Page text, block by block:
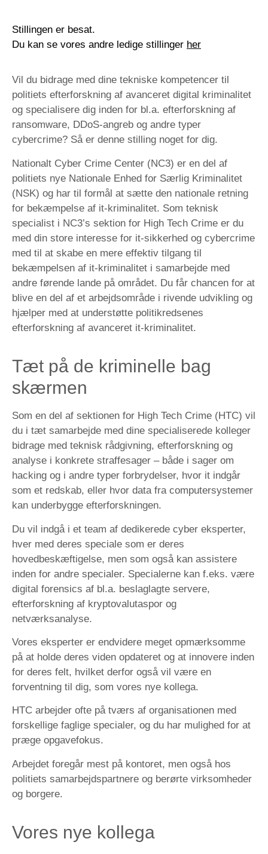
Stillingen er besat.
Du kan se vores andre ledige stillinger her
Vil du bidrage med dine tekniske kompetencer til
politiets efterforskning af avanceret digital kriminalitet
og specialisere dig inden for bl.a. efterforskning af
ransomware, DDoS-angreb og andre typer
cybercrime? Så er denne stilling noget for dig.
Nationalt Cyber Crime Center (NC3) er en del af
politiets nye Nationale Enhed for Særlig Kriminalitet
(NSK) og har til formål at sætte den nationale retning
for bekæmpelse af it-kriminalitet. Som teknisk
specialist i NC3’s sektion for High Tech Crime er du
med din store interesse for it-sikkerhed og cybercrime
med til at skabe en mere effektiv tilgang til
bekæmpelsen af it-kriminalitet i samarbejde med
andre førende lande på området. Du får chancen for at
blive en del af et arbejdsområde i rivende udvikling og
hjælper med at understøtte politikredsenes
efterforskning af avanceret it-kriminalitet.
Tæt på de kriminelle bag
skærmen
Som en del af sektionen for High Tech Crime (HTC) vil
du i tæt samarbejde med dine specialiserede kolleger
bidrage med teknisk rådgivning, efterforskning og
analyse i konkrete straffesager – både i sager om
hacking og i andre typer forbrydelser, hvor it indgår
som et redskab, eller hvor data fra computersystemer
kan underbygge efterforskningen.
Du vil indgå i et team af dedikerede cyber eksperter,
hver med deres speciale som er deres
hovedbeskæftigelse, men som også kan assistere
inden for andre specialer. Specialerne kan f.eks. være
digital forensics af bl.a. beslaglagte servere,
efterforskning af kryptovalutaspor og
netværksanalyse.
Vores eksperter er endvidere meget opmærksomme
på at holde deres viden opdateret og at innovere inden
for deres felt, hvilket derfor også vil være en
forventning til dig, som vores nye kollega.
HTC arbejder ofte på tværs af organisationen med
forskellige faglige specialer, og du har mulighed for at
præge opgavefokus.
Arbejdet foregår mest på kontoret, men også hos
politiets samarbejdspartnere og berørte virksomheder
og borgere.
Vores nye kollega